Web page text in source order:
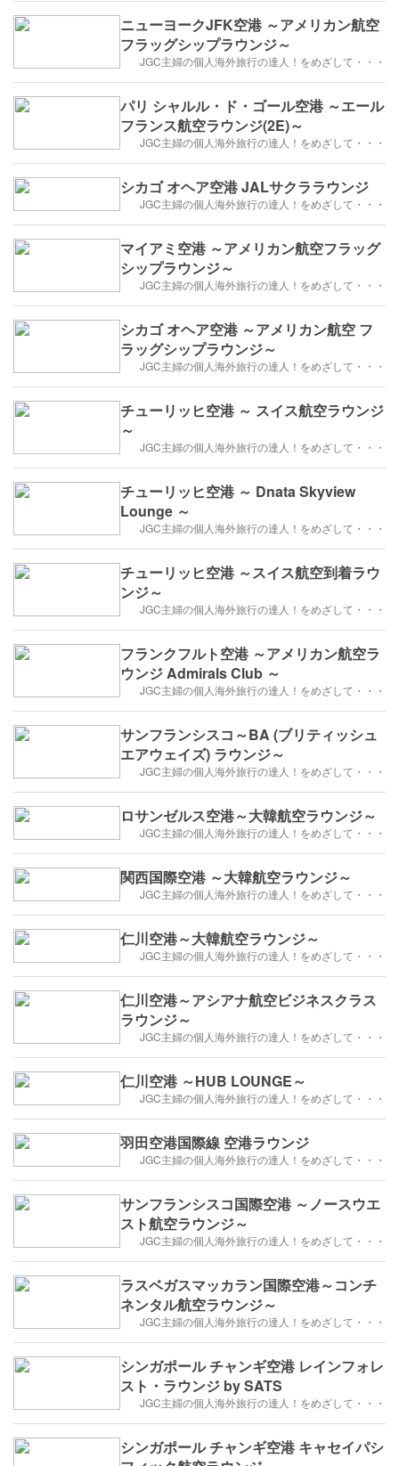
ニューヨークJFK空港 ～アメリカン航空
フラッグシップラウンジ～
JGC主婦の個人海外旅行の達人！をめざして・・・
パリ シャルル・ド・ゴール空港 ～エール
フランス航空ラウンジ(2E)～
JGC主婦の個人海外旅行の達人！をめざして・・・
シカゴ オヘア空港 JALサクララウンジ
JGC主婦の個人海外旅行の達人！をめざして・・・
マイアミ空港 ～アメリカン航空フラッグ
シップラウンジ～
JGC主婦の個人海外旅行の達人！をめざして・・・
シカゴ オヘア空港 ～アメリカン航空 フ
ラッグシップラウンジ～
JGC主婦の個人海外旅行の達人！をめざして・・・
チューリッヒ空港 ～ スイス航空ラウンジ
～
JGC主婦の個人海外旅行の達人！をめざして・・・
チューリッヒ空港 ～ Dnata Skyview
Lounge ～
JGC主婦の個人海外旅行の達人！をめざして・・・
チューリッヒ空港 ～スイス航空到着ラウ
ンジ～
JGC主婦の個人海外旅行の達人！をめざして・・・
フランクフルト空港 ～アメリカン航空ラ
ウンジ Admirals Club ～
JGC主婦の個人海外旅行の達人！をめざして・・・
サンフランシスコ～BA (ブリティッシュ
エアウェイズ) ラウンジ～
JGC主婦の個人海外旅行の達人！をめざして・・・
ロサンゼルス空港～大韓航空ラウンジ～
JGC主婦の個人海外旅行の達人！をめざして・・・
関西国際空港 ～大韓航空ラウンジ～
JGC主婦の個人海外旅行の達人！をめざして・・・
仁川空港～大韓航空ラウンジ～
JGC主婦の個人海外旅行の達人！をめざして・・・
仁川空港～アシアナ航空ビジネスクラス
ラウンジ～
JGC主婦の個人海外旅行の達人！をめざして・・・
仁川空港 ～HUB LOUNGE～
JGC主婦の個人海外旅行の達人！をめざして・・・
羽田空港国際線 空港ラウンジ
JGC主婦の個人海外旅行の達人！をめざして・・・
サンフランシスコ国際空港 ～ノースウエ
スト航空ラウンジ～
JGC主婦の個人海外旅行の達人！をめざして・・・
ラスベガスマッカラン国際空港～コンチ
ネンタル航空ラウンジ～
JGC主婦の個人海外旅行の達人！をめざして・・・
シンガポール チャンギ空港 レインフォレ
スト・ラウンジ by SATS
JGC主婦の個人海外旅行の達人！をめざして・・・
シンガポール チャンギ空港 キャセイパシ